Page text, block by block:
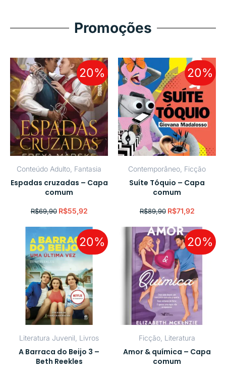
Promoções
20%
Conteúdo Adulto Fantasia
Espadas cruzadas – Capa
comum
R$69,90 R$55,92
20%
Contemporâneo Ficção
Suíte Tóquio – Capa
comum
R$89,90 R$71,92
20%
Literatura Juvenil Livros
A Barraca do Beijo 3 –
Beth Reekles
20%
Ficção Literatura
Amor & química – Capa
comum